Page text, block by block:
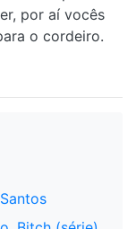
por aí vocês
o cordeiro.